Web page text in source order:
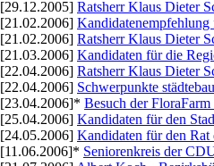
[29.12.2005] Ratsherr Klaus Dieter
[21.02.2006]
[21.02.2006] Ratsherr Klaus Dieter
[21.03.2006] Kandidaten für die
[22.04.2006] Ratsherr Klaus Dieter
[22.04.2006] Schwerpunkte
[23.04.2006]* Besuch der
[25.04.2006] Kandidaten für den
[24.05.2006] Kandidaten für den Rat
[11.06.2006]* Seniorenkreis der